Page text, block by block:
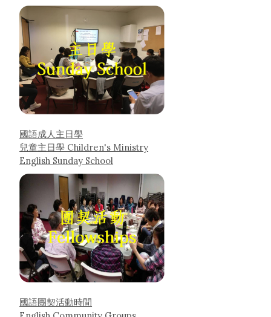
國語成人主日學
兒童主日學 Children's Ministry
English Sunday School
國語團契活動時間